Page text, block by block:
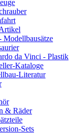
Modellbausätze
da Vinci - Plastik
Kataloge
Literatur
& Räder
Sets